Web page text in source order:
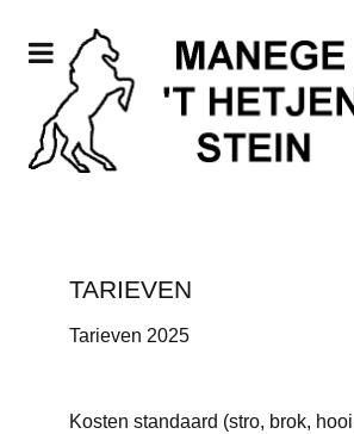
TARIEVEN
Tarieven 2025
Kosten standaard (stro, brok,